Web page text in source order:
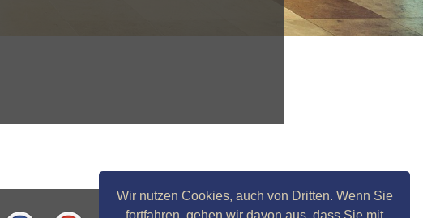
Wir nutzen Cookies, auch von Dritten. Wenn Sie
fortfahren, gehen wir davon aus, dass Sie mit